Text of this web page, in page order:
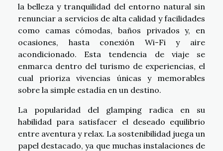
la belleza y tranquilidad del entorno natural sin
renunciar a servicios de alta calidad y facilidades
como camas cómodas, baños privados y, en
ocasiones, hasta conexión Wi-Fi y aire
acondicionado. Esta tendencia de viaje se
enmarca dentro del turismo de experiencias, el
cual prioriza vivencias únicas y memorables
sobre la simple estadía en un destino.
La popularidad del glamping radica en su
habilidad para satisfacer el deseado equilibrio
entre aventura y relax. La sostenibilidad juega un
papel destacado, ya que muchas instalaciones de